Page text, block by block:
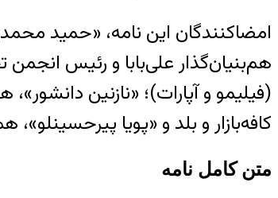
امضاکنندگان این نامه، «حمید
هم‌بنیان‌گذار علی‌بابا و رئیس
(فیلیمو و آپارات)؛ «نازنین
کافه‌بازار و بلد و «پویا پیرحسینلو»،
متن کامل نامه